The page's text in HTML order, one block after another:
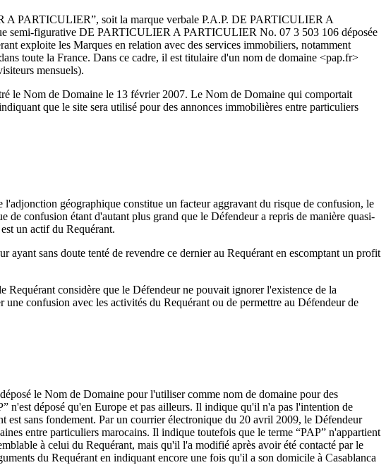
A PARTICULIER”, soit la marque verbale P.A.P. DE PARTICULIER A
semi-figurative DE PARTICULIER A PARTICULIER No. 07 3 503 106 déposée
exploite les Marques en relation avec des services immobiliers, notamment
toute la France. Dans ce cadre, il est titulaire d'un nom de domaine <pap.fr>
mensuels).
le Nom de Domaine le 13 février 2007. Le Nom de Domaine qui comportait
que le site sera utilisé pour des annonces immobilières entre particuliers
géographique constitue un facteur aggravant du risque de confusion, le
de confusion étant d'autant plus grand que le Défendeur a repris de manière quasi-
un actif du Requérant.
sans doute tenté de revendre ce dernier au Requérant en escomptant un profit
considère que le Défendeur ne pouvait ignorer l'existence de la
confusion avec les activités du Requérant ou de permettre au Défendeur de
le Nom de Domaine pour l'utiliser comme nom de domaine pour des
n'est déposé qu'en Europe et pas ailleurs. Il indique qu'il n'a pas l'intention de
est sans fondement. Par un courrier électronique du 20 avril 2009, le Défendeur
entre particuliers marocains. Il indique toutefois que le terme “PAP” n'appartient
à celui du Requérant, mais qu'il l'a modifié après avoir été contacté par le
du Requérant en indiquant encore une fois qu'il a son domicile à Casablanca